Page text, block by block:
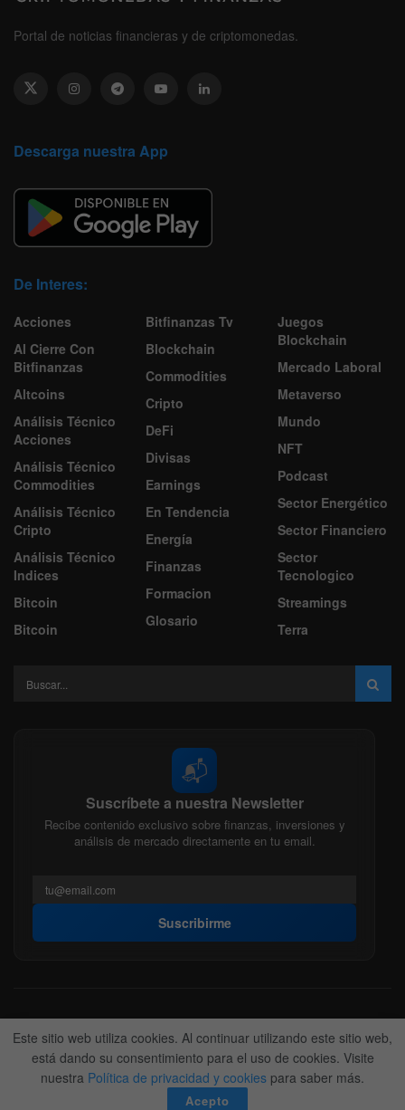
Portal de noticias financieras y de criptomonedas.
Descarga nuestra App
De Interes:
Acciones
Al Cierre Con
Bitfinanzas
Altcoins
Análisis Técnico
Acciones
Análisis Técnico
Commodities
Análisis Técnico
Cripto
Análisis Técnico
Indices
Bitcoin
Bitcoin
Bitfinanzas Tv
Blockchain
Commodities
Cripto
DeFi
Divisas
Earnings
En Tendencia
Energía
Finanzas
Formacion
Glosario
Juegos
Blockchain
Mercado Laboral
Metaverso
Mundo
NFT
Podcast
Sector Energético
Sector Financiero
Sector
Tecnologico
Streamings
Terra
📬
Suscríbete a nuestra Newsletter
Recibe contenido exclusivo sobre finanzas, inversiones y
análisis de mercado directamente en tu email.
Suscribirme
Acerca de nosotros Politica Editorial
Nuestro Equipo
Contactanos
Anunciate
© 2022-2026BitFinanzas- Hecho porTeam DM. 😎
Este sitio web utiliza cookies. Al continuar utilizando este sitio web,
está dando su consentimiento para el uso de cookies. Visite
nuestra Política de privacidad y cookies para saber más.
Acepto